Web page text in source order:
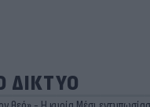
ΔΙΚΤΥΟ